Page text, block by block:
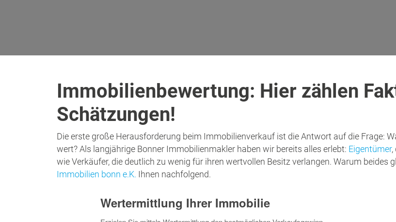
Immobilienbewertung: Hier zählen
Schätzungen!
Die erste große Herausforderung beim Immobilienverkauf ist die Antwort auf die Frage:
wert? Als langjährige Bonner Immobilienmakler haben wir bereits alles erlebt: Eigentümer,
wie Verkäufer, die deutlich zu wenig für ihren wertvollen Besitz verlangen. Warum beides
Immobilien bonn e.K. Ihnen nachfolgend.